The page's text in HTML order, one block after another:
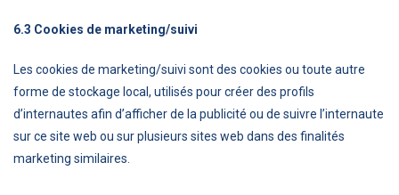
6.3 Cookies de marketing/suivi
Les cookies de marketing/suivi sont des cookies ou toute autre
forme de stockage local, utilisés pour créer des profils
d’internautes afin d’afficher de la publicité ou de suivre l’internaute
sur ce site web ou sur plusieurs sites web dans des finalités
marketing similaires.